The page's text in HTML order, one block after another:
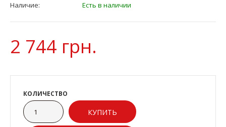
Наличие:
Есть в наличии
2 744 грн.
КОЛИЧЕСТВО